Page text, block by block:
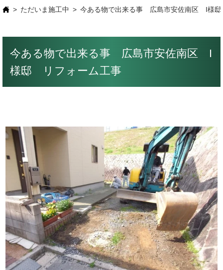
ただいま施工中 今ある物で出来る事 広島市安佐南区 I様
今ある物で出来る事 広島市安佐南区 I
様邸 リフォーム工事